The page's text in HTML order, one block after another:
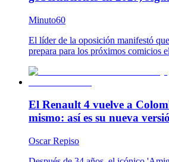
Minuto60
El líder de la oposición manifestó
prepara para los próximos comicios
El Renault 4 vuelve a
mismo: así es su nueva
Oscar Repiso